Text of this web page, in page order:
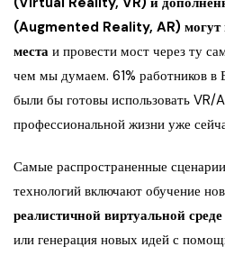
(Augmented Reality, AR) могут
места и провести мост через ту
чем мы думаем. 61% работников
были бы готовы использовать VR/
профессиональной жизни уже
Самые распространенные
технологий включают обучение
реалистичной виртуальной среде
или генерация новых идей с